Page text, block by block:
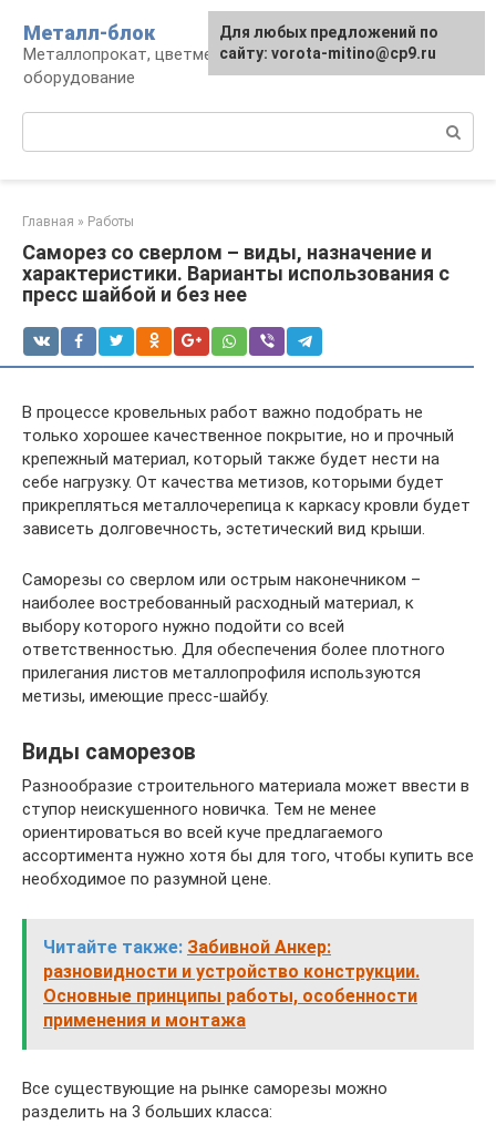
контенту
Металл-блок
Металлопрокат, цветмет, обработка и
оборудование
Главная » Работы
Саморез со сверлом – виды, назначение и
характеристики. Варианты использования с
пресс шайбой и без нее
В процессе кровельных работ важно подобрать не
только хорошее качественное покрытие, но и прочный
крепежный материал, который также будет нести на
себе нагрузку. От качества метизов, которыми будет
прикрепляться металлочерепица к каркасу кровли будет
зависеть долговечность, эстетический вид крыши.
Саморезы со сверлом или острым наконечником –
наиболее востребованный расходный материал, к
выбору которого нужно подойти со всей
ответственностью. Для обеспечения более плотного
прилегания листов металлопрофиля используются
метизы, имеющие пресс-шайбу.
Виды саморезов
Разнообразие строительного материала может ввести в
ступор неискушенного новичка. Тем не менее
ориентироваться во всей куче предлагаемого
ассортимента нужно хотя бы для того, чтобы купить все
необходимое по разумной цене.
Читайте также: Забивной Анкер:
разновидности и устройство конструкции.
Основные принципы работы, особенности
применения и монтажа
Все существующие на рынке саморезы можно
разделить на 3 больших класса:
Для любых предложений по
сайту: vorota-mitino@cp9.ru